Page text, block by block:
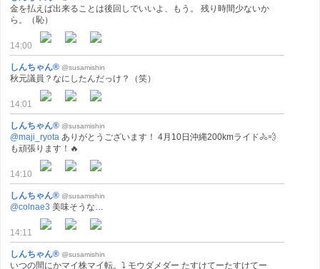
金を払えば出来ることは後回しでいいよ、もう。 残り時間少ないか
ら。（恥）
14:00
しんちゃん® @susamishin
秋元議員？なにしたんだっけ？（笑）
14:01
しんちゃん® @susamishin
@maji_ryota ありがとうございます！ 4月10日沖縄200kmライド🚴💨
も頑張ります！🔥
14:10
しんちゃん® @susamishin
@colnae3 美味そうな…
14:11
しんちゃん® @susamishin
いつの間にかマイ株マイ転。⤵ モウダメダー たすけてーたすけてー